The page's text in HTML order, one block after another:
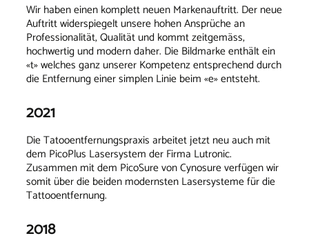
Wir haben einen komplett neuen Markenauftritt. Der neue
Auftritt widerspiegelt unsere hohen Ansprüche an
Professionalität, Qualität und kommt zeitgemäss,
hochwertig und modern daher. Die Bildmarke enthält ein
«t» welches ganz unserer Kompetenz entsprechend durch
die Entfernung einer simplen Linie beim «e» entsteht.
2021
Die Tatooentfernungspraxis arbeitet jetzt neu auch mit
dem PicoPlus Lasersystem der Firma Lutronic.
Zusammen mit dem PicoSure von Cynosure verfügen wir
somit über die beiden modernsten Lasersysteme für die
Tattooentfernung.
2018